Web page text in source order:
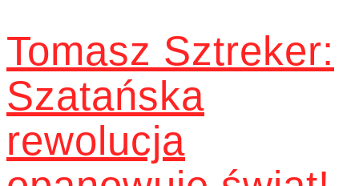
Tomasz Sztreker:
Szatańska
rewolucja